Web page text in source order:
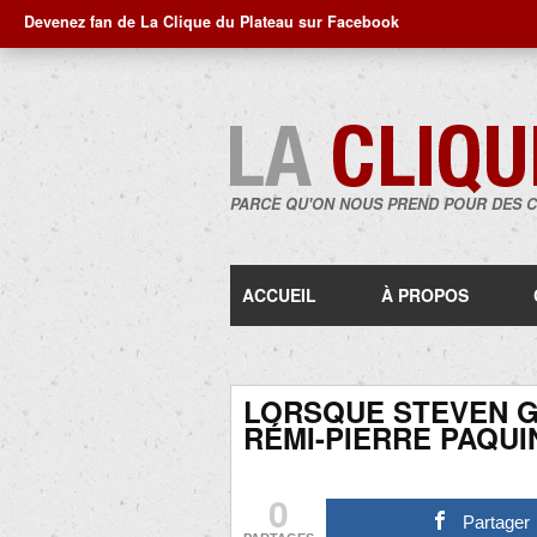
Devenez fan de La Clique du Plateau sur Facebook
PARCE QU'ON NOUS PREND POUR DES
ACCUEIL À PROPOS
LORSQUE STEVEN
RÉMI-PIERRE
0 Partager